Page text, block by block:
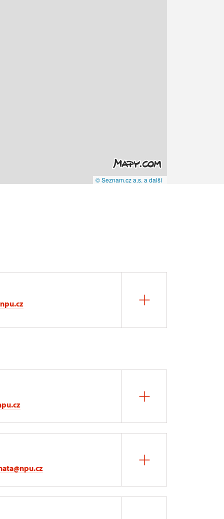
© Seznam.cz a.s. a další